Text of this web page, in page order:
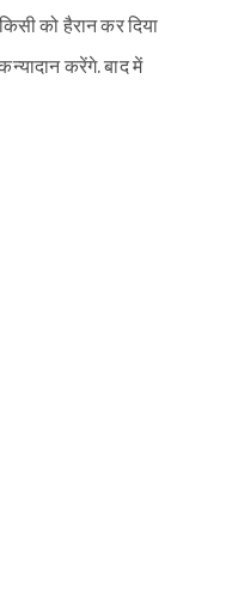
को हैरान कर दिया
करेंगे. बाद में